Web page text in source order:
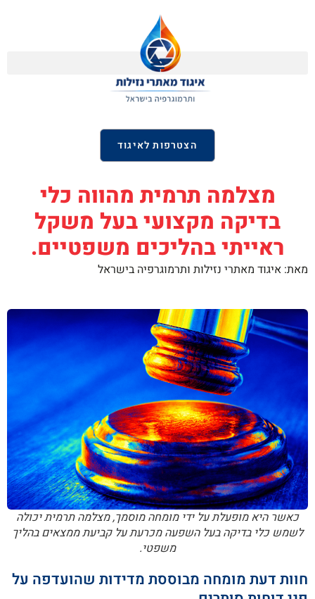
הצטרפות לאיגוד
מצלמה תרמית מהווה כלי
בדיקה מקצועי בעל משקל
ראייתי בהליכים משפטיים.
מאת: איגוד מאתרי נזילות ותרמוגרפיה בישראל
חוות דעת מומחה מבוססת מדידות שהועדפה על
כאשר היא מופעלת על ידי מומחה מוסמך, מצלמה תרמית יכולה
לשמש כלי בדיקה בעל השפעה מכרעת על קביעת ממצאים בהליך
משפטי.